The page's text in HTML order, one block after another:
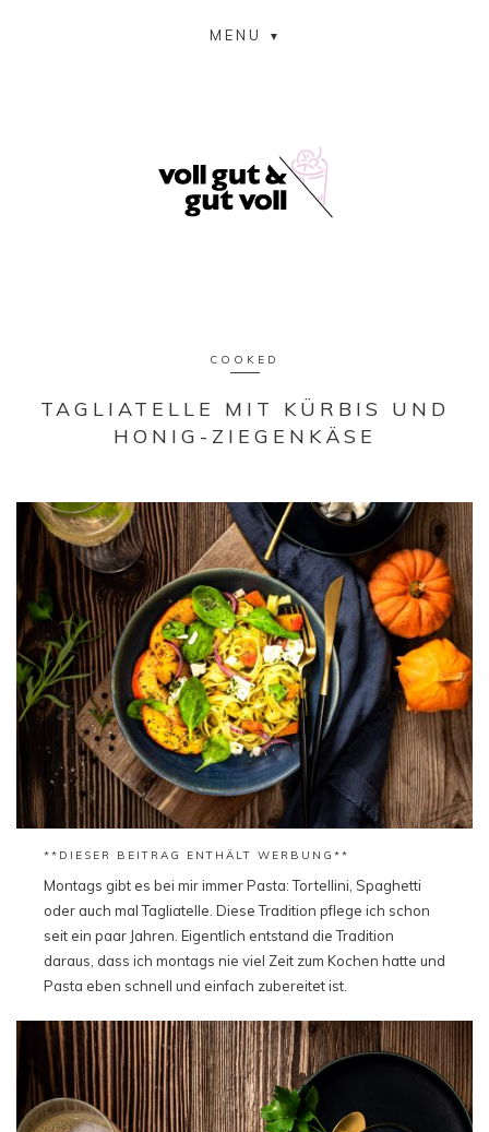
MENU
COOKED
TAGLIATELLE MIT KÜRBIS UND
HONIG-ZIEGENKÄSE
**DIESER BEITRAG ENTHÄLT WERBUNG**
Montags gibt es bei mir immer Pasta: Tortellini, Spaghetti
oder auch mal Tagliatelle. Diese Tradition pflege ich schon
seit ein paar Jahren. Eigentlich entstand die Tradition
daraus, dass ich montags nie viel Zeit zum Kochen hatte und
Pasta eben schnell und einfach zubereitet ist.